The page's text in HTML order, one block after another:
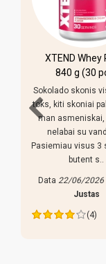
XTEND Whey
840 g (30
Sokolado skonis
toks, kiti skoniai
man asmeniskai,
nelabai su
Pasiemiau visus 3
butent s..
Data 22/06/2026
Justas
(4)